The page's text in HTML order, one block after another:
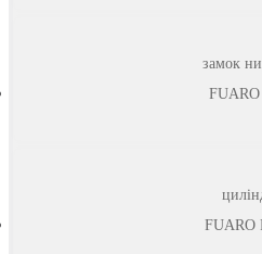
замок
FUARO
FUARO